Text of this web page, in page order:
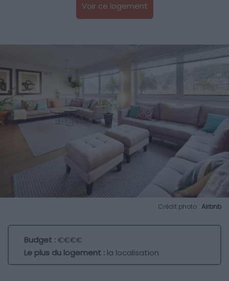
Voir ce logement
Crédit photo : Airbnb
Budget :€€€€
Le plus du logement : la localisation